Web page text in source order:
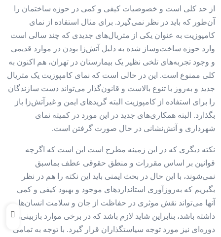
از حد کلی است و خصوصیات کیفی و کمی در حوزه ساختمان را
آن‌طور که باید در نظر نمی‌گیرد. برای مثال استفاده از نمای
کامپوزیت به عنوان یکی از متریال‌های جدیدی که چند سالی است
وارد حوزه ساخت‌وساز شده به دلیل آتش‌‌‌زا بودن در موارد قدیمی
و وجود تجربه‌‌‌های تلخی نظیر یک بیمارستان در تهران، هم اکنون به
کلی ممنوع است. این در حالی است که نمای کامپوزیت یک متریال
جدید و به‌روز با تنوع بالاست و قانون‌گذار می‌تواند دست سازندگان
را برای استفاده از کامپوزیت البته گریدهای ایمن و غیر‌آتش‌‌‌زا باز
بگذارد. البته همکاری‌های جدید در این مورد در کمیته نمای
شهرداری و آتش‌نشانی در حال صورت گرفتن است.
نکته دیگری که در این زمینه مطرح است این است که اگرچه
قوانین بر اساس مقررات و منطق حقوقی عطف بما‌سبق
نمی‌‌‌شوند، با این حال در بحث ایمنی باید این نکته را هم در نظر
بگیریم که به‌روزآوری استانداردهای موجود و بهبود کیفی و کمی
آنها می‌تواند نقش موثری در حفاظت از جان و سلامت انسان‌‌‌ها
داشته باشد، بنابراین شاید لازم باشد که در برخی موارد بازبینی‌‌‌های
دوره‌‌‌ای نیز مورد توجه سیاستگذاران قرار گیرد. با توجه به تمامی